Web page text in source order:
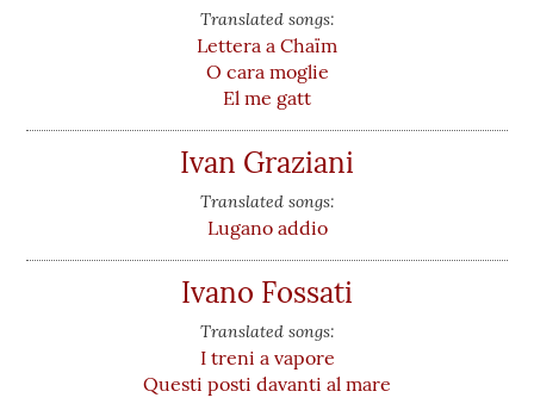
Translated songs:
Lettera a Chaïm
O cara moglie
El me gatt
Ivan Graziani
Translated songs:
Lugano addio
Ivano Fossati
Translated songs:
I treni a vapore
Questi posti davanti al mare